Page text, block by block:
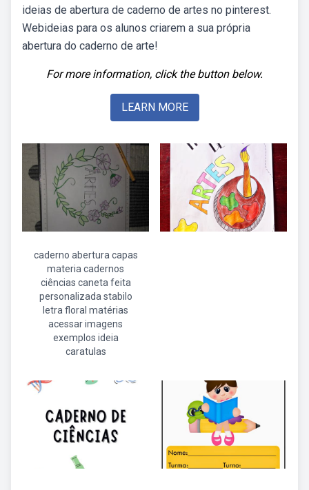
ideias de abertura de caderno de artes no pinterest.
Webideias para os alunos criarem a sua própria
abertura do caderno de arte!
For more information, click the button below.
LEARN MORE
caderno abertura capas
materia cadernos
ciências caneta feita
personalizada stabilo
letra floral matérias
acessar imagens
exemplos ideia
caratulas